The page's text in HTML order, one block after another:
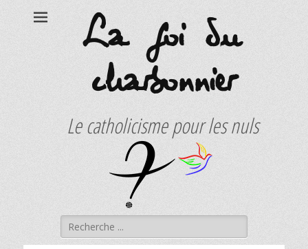
La foi du
charbonnier
Le catholicisme pour les nuls
Rechercher :